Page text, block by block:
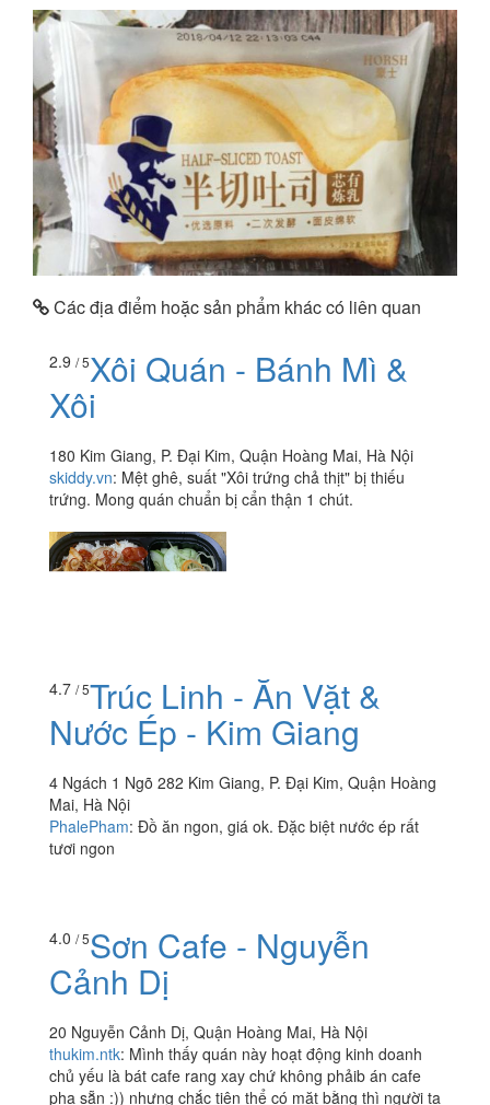
Các địa điểm hoặc sản phẩm khác có liên quan
2.9 / 5Xôi Quán - Bánh Mì &
Xôi
180 Kim Giang, P. Đại Kim, Quận Hoàng Mai, Hà Nội
skiddy.vn: Mệt ghê, suất "Xôi trứng chả thịt" bị thiếu
trứng. Mong quán chuẩn bị cẩn thận 1 chút.
4.7 / 5Trúc Linh - Ăn Vặt &
Nước Ép - Kim Giang
4 Ngách 1 Ngõ 282 Kim Giang, P. Đại Kim, Quận Hoàng
Mai, Hà Nội
PhalePham: Đồ ăn ngon, giá ok. Đặc biệt nước ép rất
tươi ngon
4.0/ 5Sơn Cafe - Nguyễn
Cảnh Dị